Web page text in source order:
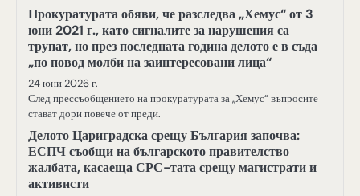
Прокуратурата обяви, че разследва „Хемус“ от 3
юни 2021 г., като сигналите за нарушения са
трупат, но през последната година делото е в съда
„по повод молби на заинтересовани лица“
24 юни 2026 г.
След прессъобщението на прокуратурата за „Хемус“ въпросите
стават дори повече от преди.
Делото Цариградска срещу България започва:
ЕСПЧ съобщи на българското правителство
жалбата, касаеща СРС-тата срещу магистрати и
активисти